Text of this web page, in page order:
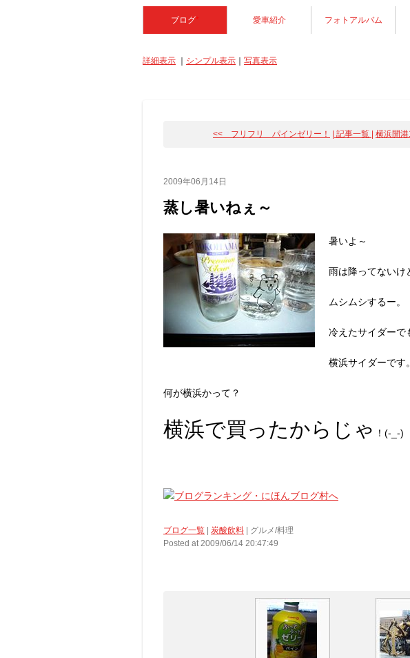
ブログ* 愛車紹介 フォトアルバム
詳細表示 シンプル表示 写真表示
<< フリフリ パインゼリー！ | 記事一覧 | 横浜開
2009年06月14日
蒸し暑いねぇ～
暑いよ～
雨は降ってないけ
ムシムシするー。
冷えたサイダーで
横浜サイダーです。
何が横浜かって？
横浜で買ったからじゃ ！(-_-)
ブログ一覧 炭酸飲料 | グルメ/料理
Posted at 2009/06/14 20:47:49